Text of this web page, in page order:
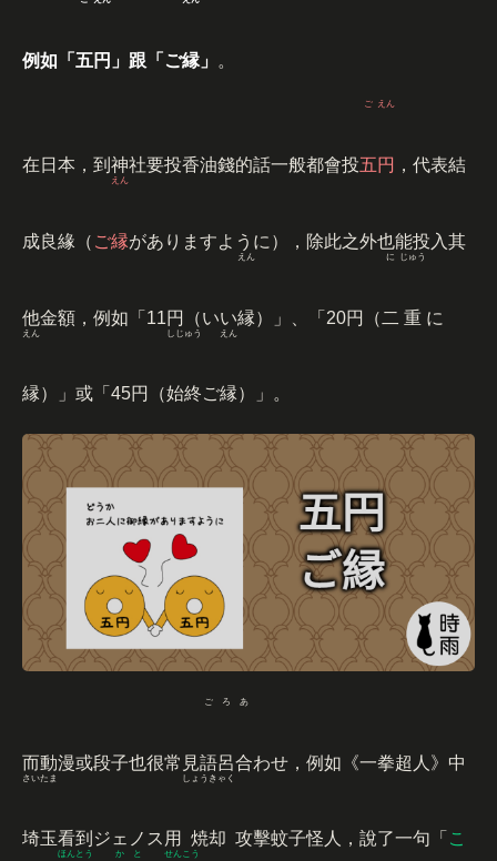
例如「 五円 」跟「ご縁 」 。
在日本，到神社要投香油錢的話一般都會投五
ご
円
えん
，代表結
成良緣（ ご縁
えん
がありますように），除此之外也能投入其
他金額，例如「11円（いい縁
えん
）」、「20円（ 二
に
重
じゅう
に
縁
えん
）」或「45円（始終
しじゅう
ご縁
えん
）」。
而動漫或段子也很常見語呂合
ごろあ
わせ，例如《一拳超人》中
埼玉
さいたま
看到ジェノス用 焼却
しょうきゃく
攻擊蚊子怪人，說了一句「 こ
ほんとう か と せんこう